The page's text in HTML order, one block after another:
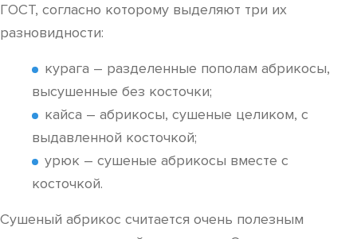
ГОСТ, согласно которому выделяют три их
разновидности:
курага – разделенные пополам абрикосы,
высушенные без косточки;
кайса – абрикосы, сушеные целиком, с
выдавленной косточкой;
урюк – сушеные абрикосы вместе с
косточкой.
Сушеный абрикос считается очень полезным